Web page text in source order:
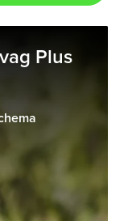
Plus